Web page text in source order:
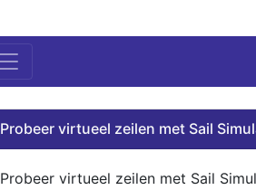
Probeer virtueel zeilen met Sail
Probeer virtueel zeilen met Sail